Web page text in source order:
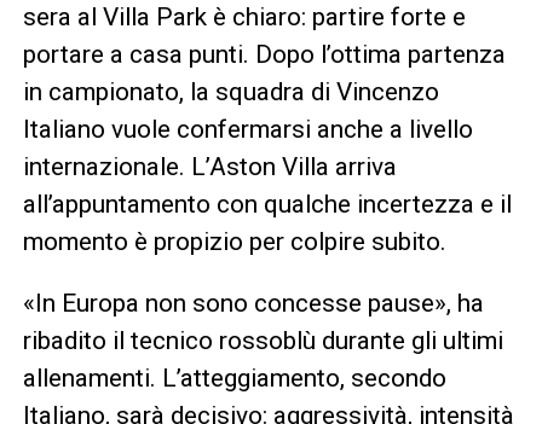
sera al Villa Park è chiaro: partire forte e
portare a casa punti. Dopo l’ottima partenza
in campionato, la squadra di Vincenzo
Italiano vuole confermarsi anche a livello
internazionale. L’Aston Villa arriva
all’appuntamento con qualche incertezza e il
momento è propizio per colpire subito.
«In Europa non sono concesse pause», ha
ribadito il tecnico rossoblù durante gli ultimi
allenamenti. L’atteggiamento, secondo
Italiano, sarà decisivo: aggressività, intensità